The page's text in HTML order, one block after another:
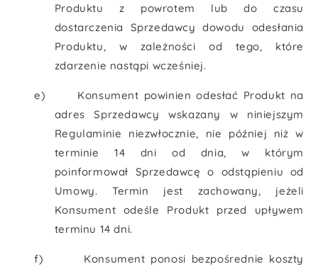
Produktu z powrotem lub do czasu
dostarczenia Sprzedawcy dowodu odesłania
Produktu, w zależności od tego, które
zdarzenie nastąpi wcześniej.
e)
Konsument powinien odesłać Produkt na
adres Sprzedawcy wskazany w niniejszym
Regulaminie niezwłocznie, nie później niż w
terminie 14 dni od dnia, w którym
poinformował Sprzedawcę o odstąpieniu od
Umowy. Termin jest zachowany, jeżeli
Konsument odeśle Produkt przed upływem
terminu 14 dni.
f)
Konsument ponosi bezpośrednie koszty